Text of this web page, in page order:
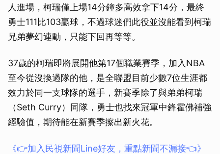
人進場，柯瑞僅上場14分鐘多高效拿下14分，最終
勇士111比103贏球，不過球迷們此役並沒能看到柯瑞
兄弟夢幻連動，只能下回再等等。
37歲的柯瑞即將展開他第17個職業賽季，加入NBA
至今從沒換過隊的他，是全聯盟目前少數7位生涯都
效力於同一支球隊的選手，新賽季除了與弟弟柯瑞
（Seth Curry）同隊，勇士也找來冠軍中鋒霍佛補強
經驗值，期待能在新賽季擦出新火花。
《👉加入民視新聞Line好友，重點新聞不漏接👈》